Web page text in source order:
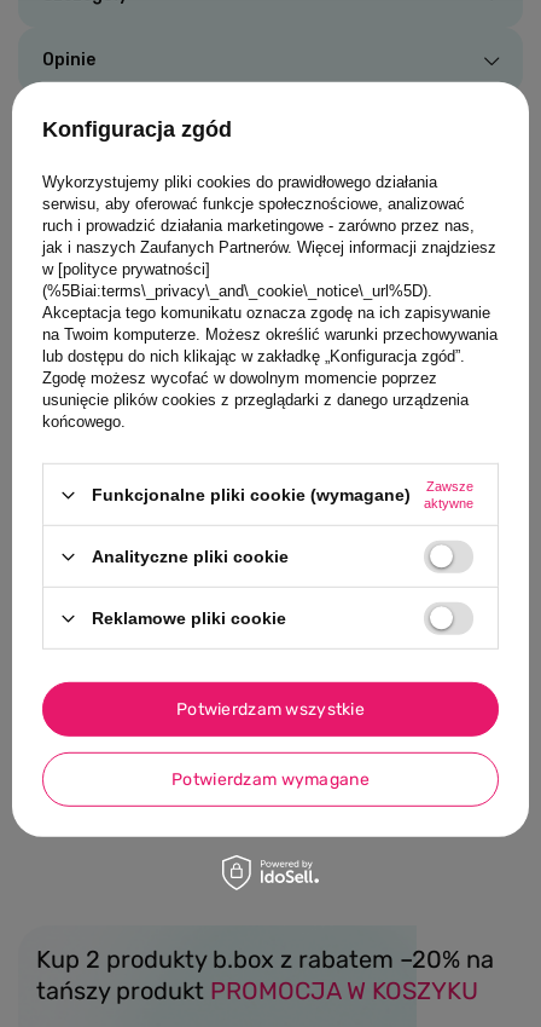
Opinie
Zadaj pytanie
Klienci, którzy oglądali ten produkt,
oglądali również
NASZ BESTSELLER
0/5
MARKA B.BOX
B.box ustniki zapasowe do butelki
tritanowej, 2 szt.
42,00 PLN
NASZ
MARKA B.BOX
380 ml
59,00 PLN
Kup 2 produkty b.box z rabatem –20% na
tańszy produkt PROMOCJA W KOSZYKU
Konfiguracja zgód
Wykorzystujemy pliki cookies do prawidłowego działania
serwisu, aby oferować funkcje społecznościowe, analizować
ruch i prowadzić działania marketingowe - zarówno przez nas,
jak i naszych Zaufanych Partnerów. Więcej informacji znajdziesz
w [polityce prywatności]
(%5Biai:terms\_privacy\_and\_cookie\_notice\_url%5D).
Akceptacja tego komunikatu oznacza zgodę na ich zapisywanie
na Twoim komputerze. Możesz określić warunki przechowywania
lub dostępu do nich klikając w zakładkę „Konfiguracja zgód”.
Zgodę możesz wycofać w dowolnym momencie poprzez
usunięcie plików cookies z przeglądarki z danego urządzenia
końcowego.
Funkcjonalne pliki cookie (wymagane)
Zawsze
aktywne
Analityczne pliki cookie
Reklamowe pliki cookie
Potwierdzam wymagane
Potwierdzam wszystkie